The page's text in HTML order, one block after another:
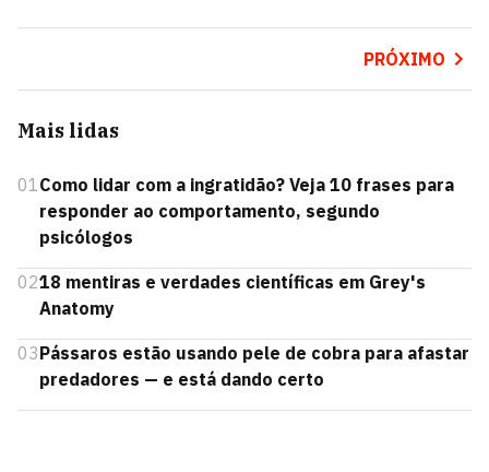
PRÓXIMO
Mais lidas
01Como lidar com a ingratidão? Veja 10 frases para
responder ao comportamento, segundo
psicólogos
0218 mentiras e verdades científicas em Grey's
Anatomy
03Pássaros estão usando pele de cobra para afastar
predadores — e está dando certo